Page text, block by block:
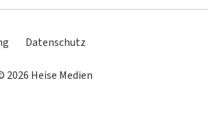
Schema
Datenschutz
Heise Medien